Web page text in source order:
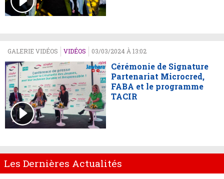
GALERIE VIDÉOS VIDÉOS 03/03/2024 À 13:02
Cérémonie de Signature
Partenariat Microcred,
FABA et le programme
TACIR
Les Dernières Actualités